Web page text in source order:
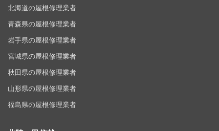
北海道の屋根修理業者
青森県の屋根修理業者
岩手県の屋根修理業者
宮城県の屋根修理業者
秋田県の屋根修理業者
山形県の屋根修理業者
福島県の屋根修理業者